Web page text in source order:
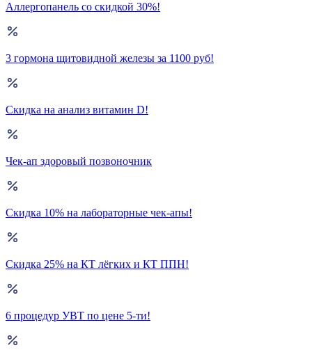
Аллергопанель со скидкой 30%!
3 гормона щитовидной железы за 1100 руб!
Скидка на анализ витамин D!
Чек-ап здоровый позвоночник
Скидка 10% на лабораторные чек-апы!
Скидка 25% на КТ лёгких и КТ ППН!
6 процедур УВТ по цене 5-ти!